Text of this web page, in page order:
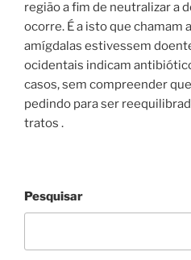
região a fim de neutralizar a
ocorre. É a isto que chamam
amígdalas estivessem
ocidentais indicam
casos, sem compreender
pedindo para ser
tratos .
Pesquisar